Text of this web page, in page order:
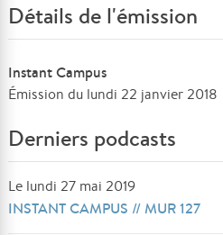
Détails de l'émission
Instant Campus
Émission du lundi 22 janvier 2018
Derniers podcasts
Le lundi 27 mai 2019
INSTANT CAMPUS // MUR 127